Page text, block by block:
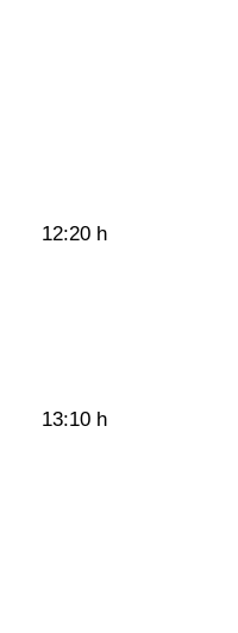
12:20 h
13:10 h